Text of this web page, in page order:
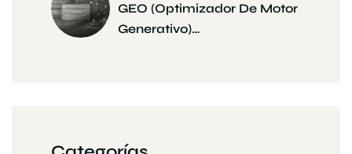
GEO (Optimizador De Motor
Generativo)…